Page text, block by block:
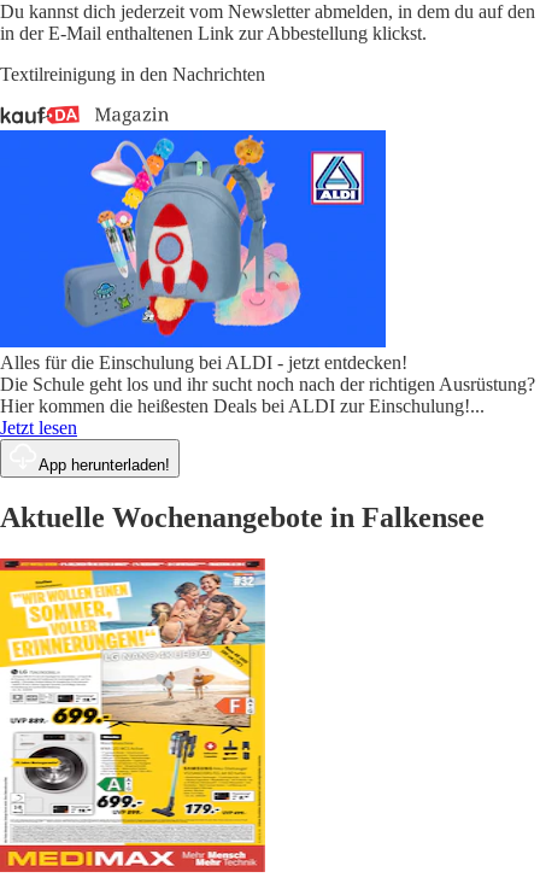
Du kannst dich jederzeit vom Newsletter abmelden, in dem du auf den
in der E-Mail enthaltenen Link zur Abbestellung klickst.
Textilreinigung in den Nachrichten
Alles für die Einschulung bei ALDI - jetzt entdecken!
Die Schule geht los und ihr sucht noch nach der richtigen Ausrüstung?
Hier kommen die heißesten Deals bei ALDI zur Einschulung!...
Jetzt lesen
App herunterladen!
Aktuelle Wochenangebote in Falkensee